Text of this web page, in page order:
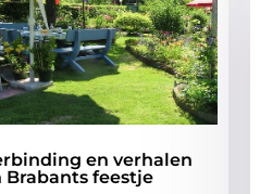
en verhalen
Brabants feestje